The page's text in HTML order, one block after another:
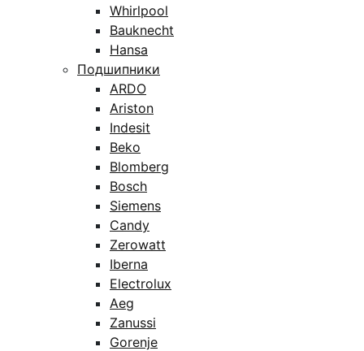
Whirlpool
Bauknecht
Hansa
Подшипники
ARDO
Ariston
Indesit
Beko
Blomberg
Bosch
Siemens
Candy
Zerowatt
Iberna
Electrolux
Aeg
Zanussi
Gorenje